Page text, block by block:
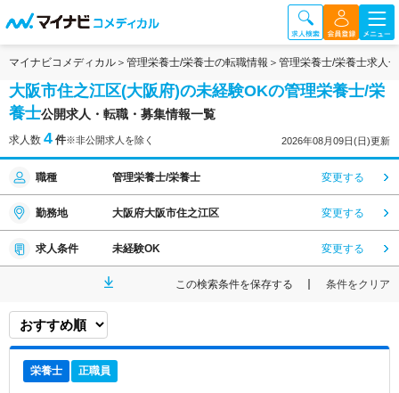
マイナビコメディカル 管理栄養士/栄養士の転職情報 管理栄養士/栄養士求人
大阪市住之江区(大阪府)の未経験OKの管理栄養士/栄
養士公開求人・転職・募集情報一覧
求人数 4 件※非公開求人を除く 2026年08月09日(日)更新
職種 管理栄養士/栄養士 変更する
勤務地 大阪府大阪市住之江区 変更する
求人条件 未経験OK 変更する
この検索条件を保存する 条件をクリア
栄養士 正職員